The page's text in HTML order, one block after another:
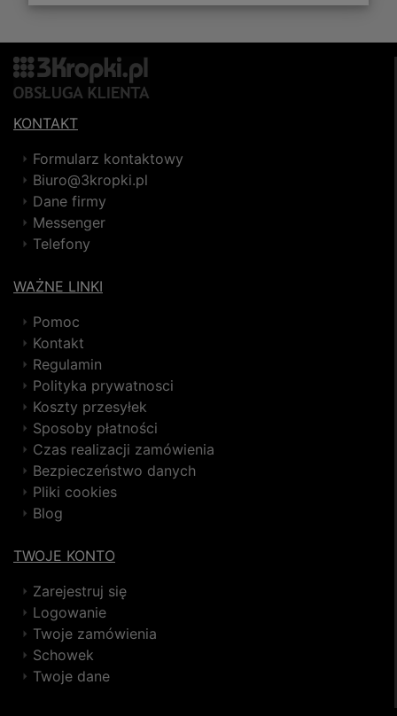
KONTAKT
Formularz kontaktowy
Biuro@3kropki.pl
Dane firmy
Messenger
Telefony
WAŻNE LINKI
Pomoc
Kontakt
Regulamin
Polityka prywatnosci
Koszty przesyłek
Sposoby płatności
Czas realizacji zamówienia
Bezpieczeństwo danych
Pliki cookies
Blog
TWOJE KONTO
Zarejestruj się
Logowanie
Twoje zamówienia
Schowek
Twoje dane